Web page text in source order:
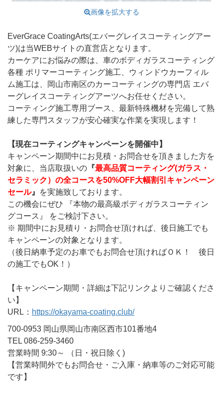
画像を拡大する
EverGrace CoatingArts(エバーグレイスコーティングアー
ツ)は当WEBサイトの直営店となります。
カーケアにお悩みの際は、車のボディガラスコーティング
各種 ポリマーコーティング施工、ウィンドウカーフィル
ム施工は、岡山市南区のカーコーティングの専門店 エバ
ーグレイスコーティングアーツへお任せください。
コーティング施工専用ブース、最新特殊機材を完備して熟
練した専門スタッフが安心確実な作業を実現します！
【現在コーティングキャンペーンを開催中】
キャンペーン期間中にお見積・お問合せを頂きました方を
対象に、当店取扱いの 『最高品質コーティング(ガラス・
セラミック）の全コースを50%OFF大幅割引キャンペーン
セール』
を実施致しております。
この機会にぜひ 『本物の最高級ボディガラスコーティン
グコース』 をご検討下さい。
※ 期間中にお見積り・お問合せ頂ければ、後日施工でも
キャンペーンの対象となります。
（後日納車予定のお車でもお問合せ頂ければＯＫ！ 後日
の施工でもOK！）
【キャンペーン期間・詳細は下記リンクよりご確認くださ
い】
URL： https://okayama-coating.club/
700-0953 岡山県岡山市南区西市101番地4
TEL 086-259-3460
営業時間 9:30～ （日・祝日除く)
【営業時間外でもお問合せ・ご入庫・納車等のご対応可能
です】